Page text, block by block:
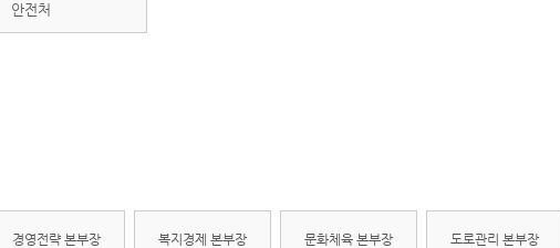
경영전략 본부장 복지경제 본부장 문화체육 본부장 도로관리 본부장
안전처